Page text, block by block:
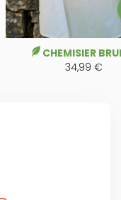
CHEMISIER
34,99 €